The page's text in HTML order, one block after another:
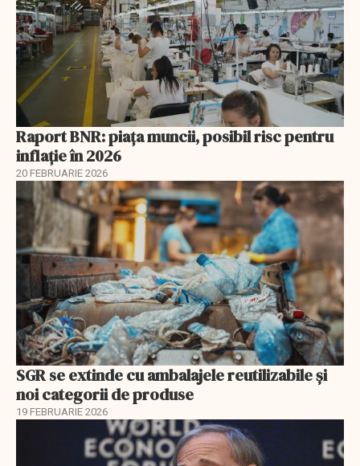
Raport BNR: piața muncii, posibil risc pentru
inflație în 2026
20 FEBRUARIE 2026
SGR se extinde cu ambalajele reutilizabile și
noi categorii de produse
19 FEBRUARIE 2026